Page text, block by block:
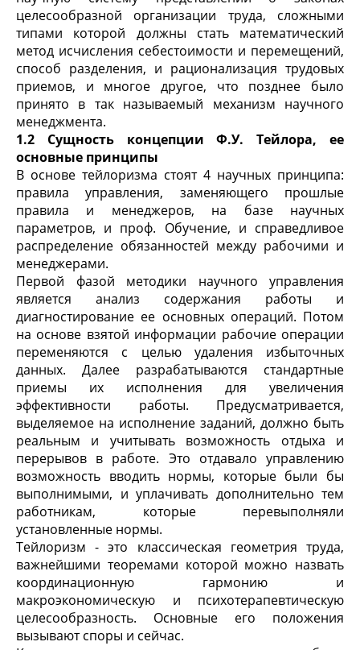
целесообразной организации труда, сложными
типами которой должны стать математический
метод исчисления себестоимости и перемещений,
способ разделения, и рационализация трудовых
приемов, и многое другое, что позднее было
принято в так называемый механизм научного
менеджмента.
1.2 Сущность концепции Ф.У. Тейлора, ее
основные принципы
В основе тейлоризма стоят 4 научных принципа:
правила управления, заменяющего прошлые
правила и менеджеров, на базе научных
параметров, и проф. Обучение, и справедливое
распределение обязанностей между рабочими и
менеджерами.
Первой фазой методики научного управления
является анализ содержания работы и
диагностирование ее основных операций. Потом
на основе взятой информации рабочие операции
переменяются с целью удаления избыточных
данных. Далее разрабатываются стандартные
приемы их исполнения для увеличения
эффективности работы. Предусматривается,
выделяемое на исполнение заданий, должно быть
реальным и учитывать возможность отдыха и
перерывов в работе. Это отдавало управлению
возможность вводить нормы, которые были бы
выполнимыми, и уплачивать дополнительно тем
работникам, которые перевыполняли
установленные нормы.
Тейлоризм - это классическая геометрия труда,
важнейшими теоремами которой можно назвать
координационную гармонию и
макроэкономическую и психотерапевтическую
целесообразность. Основные его положения
вызывают споры и сейчас.